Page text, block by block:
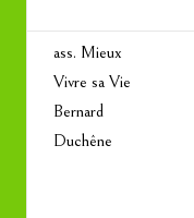
ass. Mieux
Vivre sa Vie
Bernard
Duchêne